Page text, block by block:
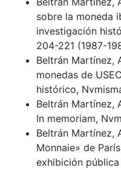
sobre la moneda
investigación
204-221 (1987-
Beltrán Martínez,
monedas de
histórico,
Beltrán Martínez,
In memoriam,
Beltrán Martínez,
Monnaie» de
exhibición